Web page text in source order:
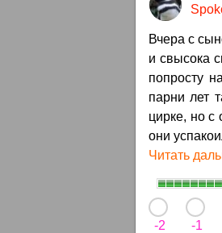
Вчера с
и свысока
попросту
парни лет
цирке, но с
они
Читать
-2 -1